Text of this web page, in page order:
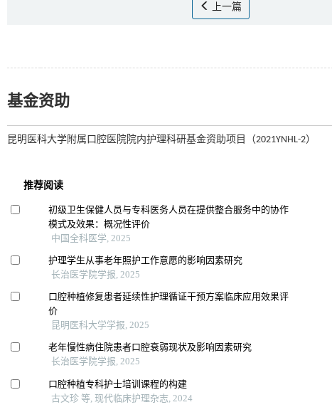
上一篇
基金资助
昆明医科大学附属口腔医院院内护理科研基金资助项目（2021YNHL-2）